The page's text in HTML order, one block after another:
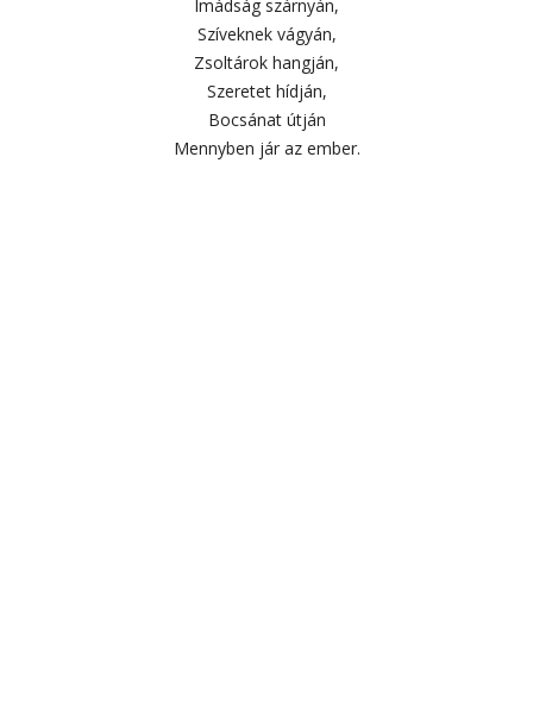
Imádság szárnyán,
Szíveknek vágyán,
Zsoltárok hangján,
Szeretet hídján,
Bocsánat útján
Mennyben jár az ember.